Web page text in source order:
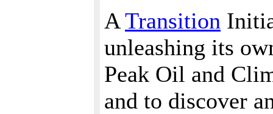
ATransition
unleashing its
Peak Oil and
and to discover